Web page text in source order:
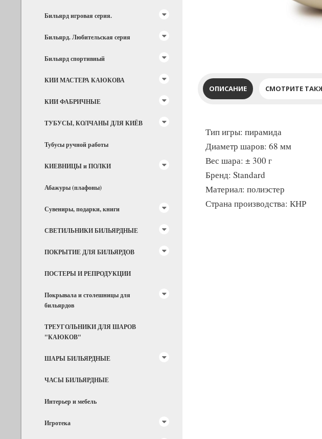
Бильярд игровая серия.
Бильярд. Любительская серия
Бильярд спортивный
КИИ МАСТЕРА КАЮКОВА
КИИ ФАБРИЧНЫЕ
ТУБУСЫ, КОЛЧАНЫ ДЛЯ КИЁВ
Тубусы ручной работы
КИЕВНИЦЫ и ПОЛКИ
Абажуры (плафоны)
Сувениры, подарки, книги
СВЕТИЛЬНИКИ БИЛЬЯРДНЫЕ
ПОКРЫТИЕ ДЛЯ БИЛЬЯРДОВ
ПОСТЕРЫ И РЕПРОДУКЦИИ
Покрывала и столешницы для
бильярдов
ТРЕУГОЛЬНИКИ ДЛЯ ШАРОВ
"КАЮКОВ"
ШАРЫ БИЛЬЯРДНЫЕ
ЧАСЫ БИЛЬЯРДНЫЕ
Интерьер и мебель
Игротека
ОПИСАНИЕ СМОТРИТЕ
Тип игры: пирамида
Диаметр шаров: 68 мм
Вес шара: ± 300 г
Бренд: Standard
Материал: полиэстер
Страна производства: КНР